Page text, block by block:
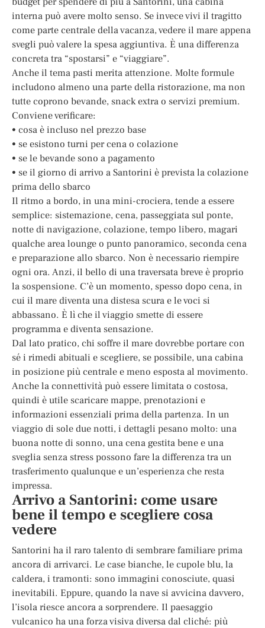
interna può avere molto senso. Se invece vivi il tragitto
come parte centrale della vacanza, vedere il mare appena
svegli può valere la spesa aggiuntiva. È una differenza
concreta tra “spostarsi” e “viaggiare”.
Anche il tema pasti merita attenzione. Molte formule
includono almeno una parte della ristorazione, ma non
tutte coprono bevande, snack extra o servizi premium.
Conviene verificare:
• cosa è incluso nel prezzo base
• se esistono turni per cena o colazione
• se le bevande sono a pagamento
• se il giorno di arrivo a Santorini è prevista la colazione
prima dello sbarco
Il ritmo a bordo, in una mini-crociera, tende a essere
semplice: sistemazione, cena, passeggiata sul ponte,
notte di navigazione, colazione, tempo libero, magari
qualche area lounge o punto panoramico, seconda cena
e preparazione allo sbarco. Non è necessario riempire
ogni ora. Anzi, il bello di una traversata breve è proprio
la sospensione. C’è un momento, spesso dopo cena, in
cui il mare diventa una distesa scura e le voci si
abbassano. È lì che il viaggio smette di essere
programma e diventa sensazione.
Dal lato pratico, chi soffre il mare dovrebbe portare con
sé i rimedi abituali e scegliere, se possibile, una cabina
in posizione più centrale e meno esposta al movimento.
Anche la connettività può essere limitata o costosa,
quindi è utile scaricare mappe, prenotazioni e
informazioni essenziali prima della partenza. In un
viaggio di sole due notti, i dettagli pesano molto: una
buona notte di sonno, una cena gestita bene e una
sveglia senza stress possono fare la differenza tra un
trasferimento qualunque e un’esperienza che resta
impressa.
Arrivo a Santorini: come usare
bene il tempo e scegliere cosa
vedere
Santorini ha il raro talento di sembrare familiare prima
ancora di arrivarci. Le case bianche, le cupole blu, la
caldera, i tramonti: sono immagini conosciute, quasi
inevitabili. Eppure, quando la nave si avvicina davvero,
l’isola riesce ancora a sorprendere. Il paesaggio
vulcanico ha una forza visiva diversa dal cliché: più